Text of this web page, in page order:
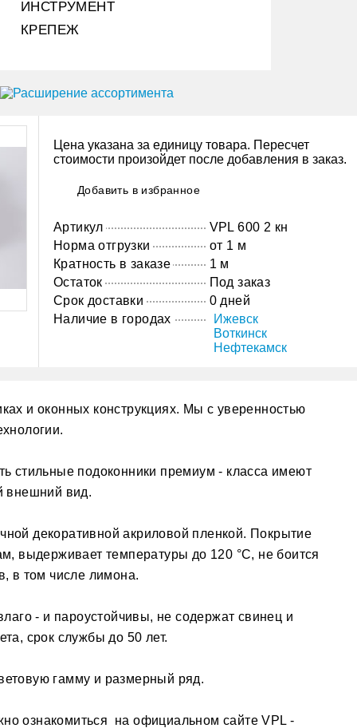
ИНСТРУМЕНТ
КРЕПЕЖ
Цена указана за единицу товара. Пересчет
стоимости произойдет после добавления в заказ.
Добавить в избранное
Артикул
VPL 600 2 кн
Норма отгрузки
от 1 м
Кратность в заказе
1 м
Остаток
Под заказ
Срок доставки
0 дней
Наличие в городах
Ижевск
Воткинск
Нефтекамск
и оконных конструкциях. Мы с уверенностью
стильные подоконники премиум - класса имеют
внешний вид.
декоративной акриловой пленкой. Покрытие
выдерживает температуры до 120 °C, не боится
в том числе лимона.
- и пароустойчивы, не содержат свинец и
срок службы до 50 лет.
гамму и размерный ряд.
ознакомиться на официальном сайте VPL -